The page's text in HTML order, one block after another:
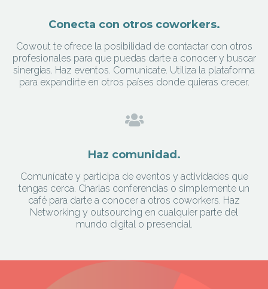
Conecta con otros coworkers.
Cowout te ofrece la posibilidad de contactar con otros
profesionales para que puedas darte a conocer y buscar
sinergias. Haz eventos. Comunícate. Utiliza la plataforma
para expandirte en otros países donde quieras crecer.
Haz comunidad.
Comunícate y participa de eventos y actividades que
tengas cerca. Charlas conferencias o simplemente un
café para darte a conocer a otros coworkers. Haz
Networking y outsourcing en cualquier parte del
mundo digital o presencial.